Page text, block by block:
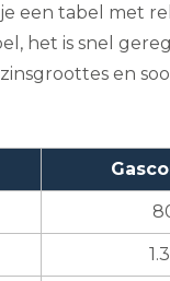
een tabel met
het is snel
en